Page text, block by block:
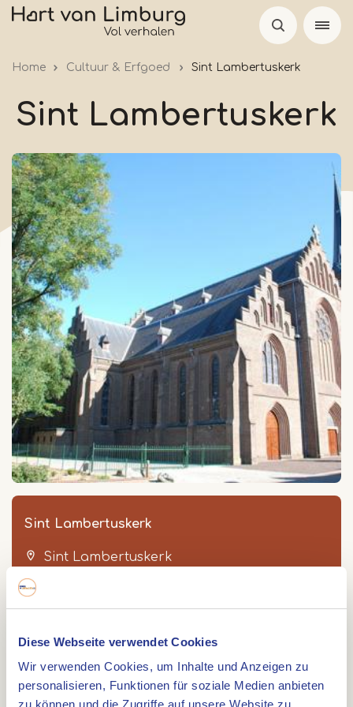
Diese Webseite verwendet Cookies
Wir verwenden Cookies, um Inhalte und Anzeigen zu
personalisieren, Funktionen für soziale Medien anbieten
zu können und die Zugriffe auf unsere Website zu
Skip
Home Cultuur & Erfgoed Sint Lambertuskerk
Sint Lambertuskerk
Sint Lambertuskerk
Sint Lambertuskerk